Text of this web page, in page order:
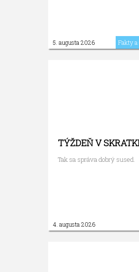
5. augusta 2026 Fakty
TÝŽDEŇ V
Tak sa správa dobrý sused.
4. augusta 2026